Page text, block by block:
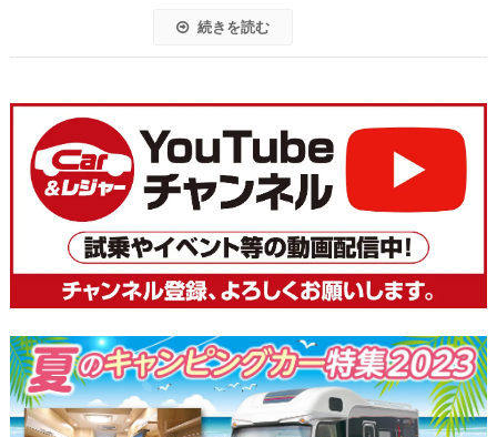
続きを読む